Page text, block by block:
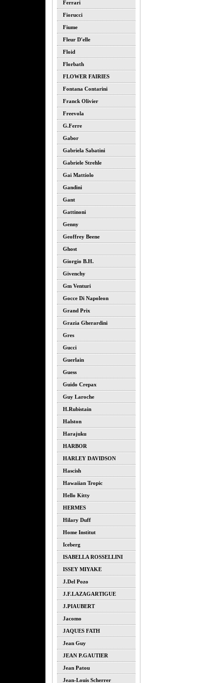
Ferrari
Fiorucci
Fiume
Fleur D'elle
Floid
Florbath
FLOWER FAIRIES
Fontana Contarini
Franck Olivier
Freevola
G.ferre
Gabor
Gabriela Sabatini
Gabriele Strehle
Gai Mattiolo
Gandini
Gant
Gattinoni
Genny
Geoffrey Beene
Ghost
Giorgio B.h.
Givenchy
Gm Venturi
Gocce Di Napoleon
Grand Prix
Grazia Gherardini
Gres
Gucci
Guerlain
Guess
Guido Crepax
Guy Laroche
H.rubistain
Halston
Harajuku
HARBOR
HARLEY DAVIDSON
Hascish
Hawaiian Tropic
Hello Kitty
HERMES
Hilary Duff
Home Institut
Iceberg
ISABELLA ROSSELLINI
ISSEY MIYAKE
J.del Pozo
J.F.LAZAGARTIGUE
J.PIAUBERT
Jacomo
JAQUES FATH
Jean Guy
JEAN P.GAUTIER
Jean Patou
Jean-Louis Scherrer